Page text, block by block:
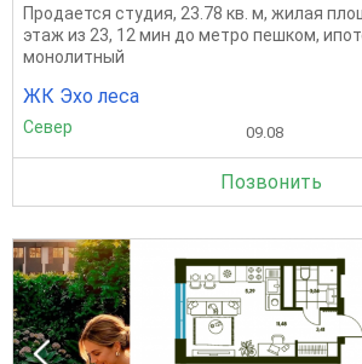
Продается студия, 23.78 кв. м, жилая
этаж из 23, 12 мин до метро пешком,
монолитный
ЖК Эхо леса
Север 09.08
Позвонить